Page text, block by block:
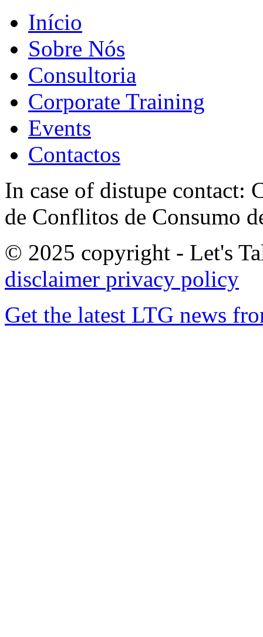
Início
Sobre Nós
Consultoria
Corporate Training
Events
Contactos
In case of distupe contact:
de Conflitos de Consumo
© 2025 copyright - Let's
disclaimer privacy policy
Get the latest LTG news